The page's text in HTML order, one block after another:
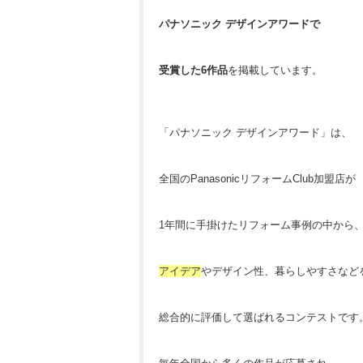
パナソニック デザインアワードで
受賞した6作品を掲載しています。
「パナソニック デザインアワード」は、
全国のPanasonicリフォームClub加盟店が
1年間に手掛けたリフォーム事例の中から、
アイデアやデザイン性、暮らしやすさなど
総合的に評価して選ばれるコンテストです。